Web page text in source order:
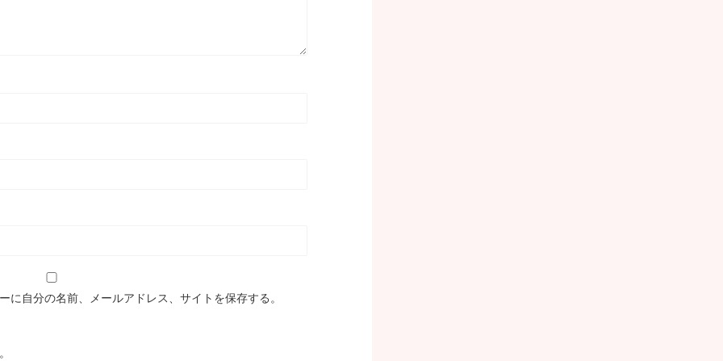
に自分の名前、メールアドレス、サイトを保存する。